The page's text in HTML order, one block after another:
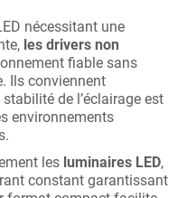
nécessitant une
les drivers non
fiable sans
Ils conviennent
de l’éclairage est
environnements
les luminaires LED,
constant garantissant